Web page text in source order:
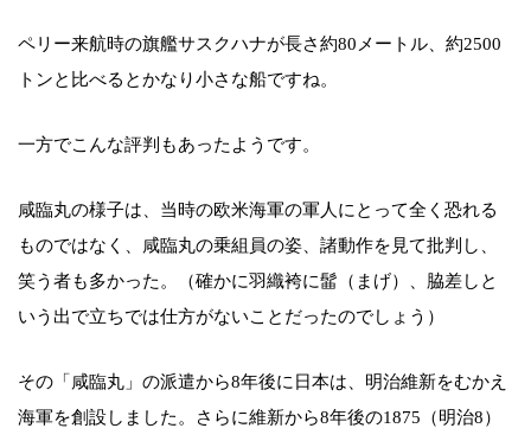
ペリー来航時の旗艦サスクハナが長さ約80メートル、約2500
トンと比べるとかなり小さな船ですね。
一方でこんな評判もあったようです。
咸臨丸の様子は、当時の欧米海軍の軍人にとって全く恐れる
ものではなく、咸臨丸の乗組員の姿、諸動作を見て批判し、
笑う者も多かった。（確かに羽織袴に髷（まげ）、脇差しと
いう出で立ちでは仕方がないことだったのでしょう）
その「咸臨丸」の派遣から8年後に日本は、明治維新をむかえ
海軍を創設しました。さらに維新から8年後の1875（明治8）